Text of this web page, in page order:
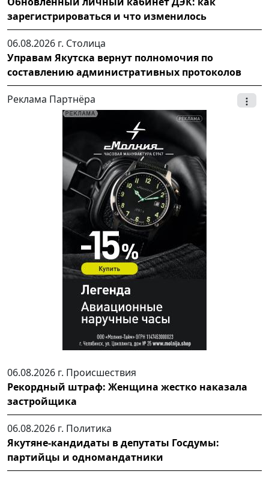
зарегистрироваться и что изменилось
06.08.2026 г. Столица
Управам Якутска вернут полномочия по
составлению административных протоколов
Реклама Партнёра
06.08.2026 г. Происшествия
Рекордный штраф: Женщина жестко наказала
застройщика
06.08.2026 г. Политика
Якутяне-кандидаты в депутаты Госдумы:
партийцы и одномандатники